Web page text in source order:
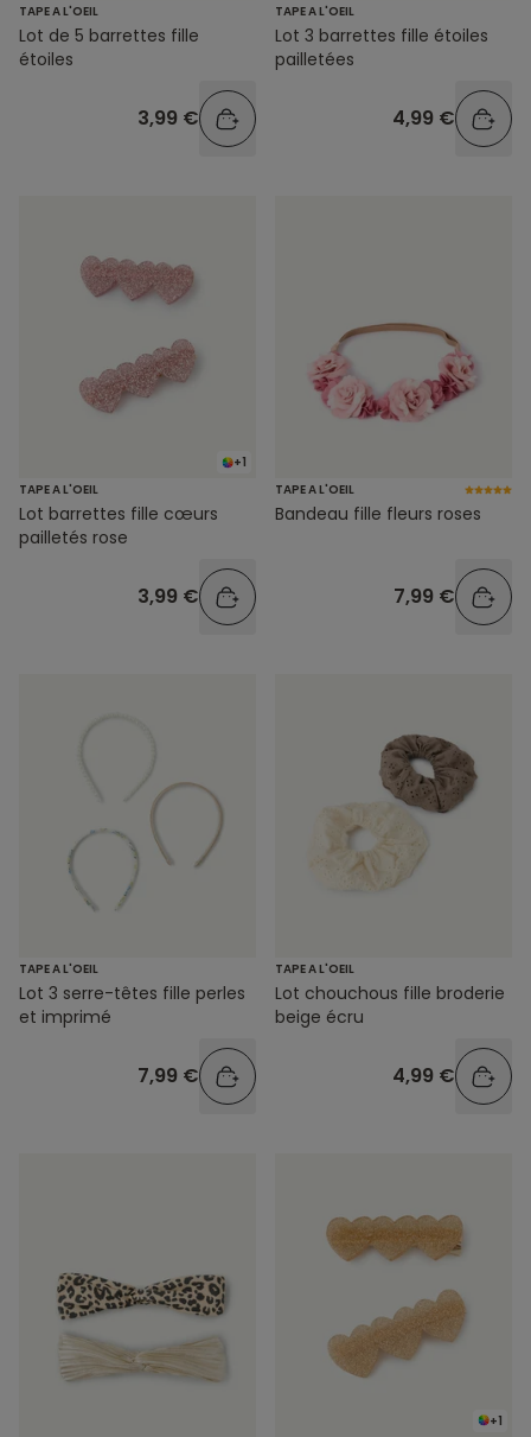
TAPE A L'OEIL
Lot de 5 barrettes fille
étoiles
3,99 €
TAPE A L'OEIL
Lot 3 barrettes fille étoiles
pailletées
4,99 €
+1
TAPE A L'OEIL
Lot barrettes fille cœurs
pailletés rose
3,99 €
TAPE A L'OEIL
Bandeau fille fleurs roses
7,99 €
TAPE A L'OEIL
Lot 3 serre-têtes fille perles
et imprimé
7,99 €
TAPE A L'OEIL
Lot chouchous fille broderie
beige écru
4,99 €
+1